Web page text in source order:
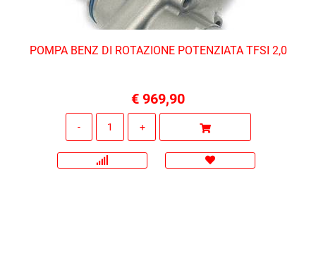
POMPA BENZ DI ROTAZIONE POTENZIATA TFSI 2,0
€ 969,90